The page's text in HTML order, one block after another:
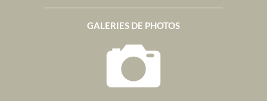
GALERIES DE PHOTOS